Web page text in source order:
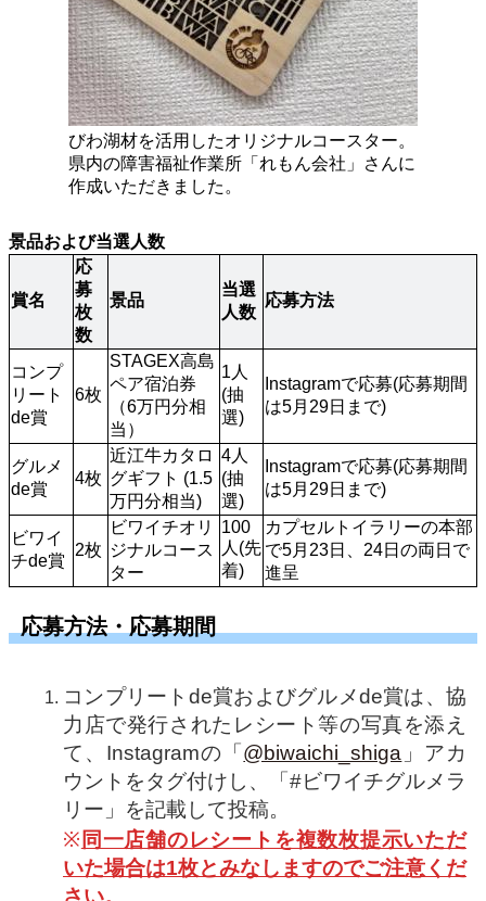
びわ湖材を活用したオリジナルコースター。
県内の障害福祉作業所「れもん会社」さんに
作成いただきました。
景品および当選人数
賞名
応
募
枚
数
景品
当選
人数
応募方法
コンプ
リート
de賞
6枚
STAGEX高島
ペア宿泊券
（6万円分相
当）
1人
(抽
選)
Instagramで応募(応募期間
は5月29日まで)
グルメ
de賞
4枚
近江牛カタロ
グギフト (1.5
万円分相当)
4人
(抽
選)
Instagramで応募(応募期間
は5月29日まで)
ビワイ
チde賞
2枚
ビワイチオリ
ジナルコース
ター
100
人(先
着)
カプセルトイラリーの本部
で5月23日、24日の両日で
進呈
応募方法・応募期間
コンプリートde賞およびグルメde賞は、協
力店で発行されたレシート等の写真を添え
て、Instagramの「 @biwaichi_shiga 」アカ
ウントをタグ付けし、「#ビワイチグルメラ
リー」を記載して投稿。
※ 同一店舗のレシートを複数枚提示いただ
いた場合は1枚とみなしますのでご注意くだ
さい。